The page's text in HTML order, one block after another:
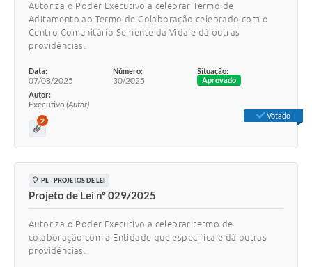
Autoriza o Poder Executivo a celebrar Termo de
Aditamento ao Termo de Colaboração celebrado com o
Centro Comunitário Semente da Vida e dá outras
providências.
Data:
07/08/2025
Número:
30/2025
Situação:
Aprovado
Autor:
Executivo (Autor)
2
Votado
PL - PROJETOS DE LEI
Projeto de Lei nº 029/2025
Autoriza o Poder Executivo a celebrar termo de
colaboração com a Entidade que especifica e dá outras
providências.